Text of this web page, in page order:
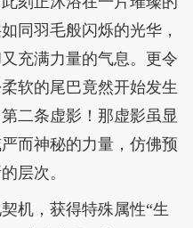
同羽毛般闪烁的光华，
充满力量的气息。更令
软的尾巴竟然开始发生
二条虚影！那虚影虽显
而神秘的力量，仿佛预
层次。
机，获得特殊属性“生